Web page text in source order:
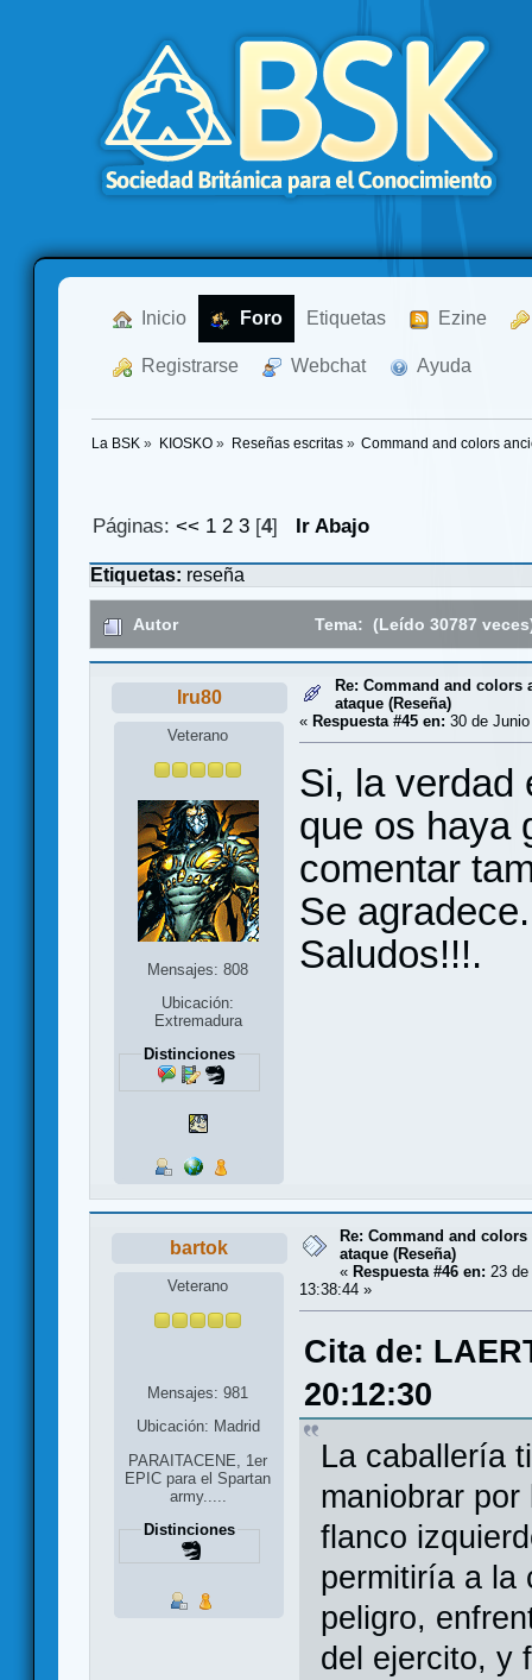
Inicio Foro Etiquetas Ezine
Registrarse Webchat Ayuda
La BSK » KIOSKO» Reseñas escritas» Command and colors
Páginas:<< 1 2 3 [4] Ir Abajo
Etiquetas: reseña
Autor Tema: (Leído 30787
Iru80
Veterano
Mensajes: 808
Ubicación:
Extremadura
Distinciones
Re: Command and colors
ataque (Reseña)
« Respuesta #45 en: 30 de
Si, la verdad
que os haya
comentar
Se agradece.
Saludos!!!.
bartok
Veterano
Mensajes: 981
Ubicación: Madrid
PARAITACENE, 1er
EPIC para el Spartan
army.....
Distinciones
Re: Command and
ataque (Reseña)
« Respuesta #46 en: 23
13:38:44 »
Cita de:
20:12:30
La caballería
maniobrar
flanco
permitiría a la
peligro,
del ejercito, y